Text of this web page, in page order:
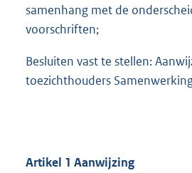
samenhang met de
voorschriften;
Besluiten vast te stellen:
toezichthouders
Artikel 1 Aanwijzing